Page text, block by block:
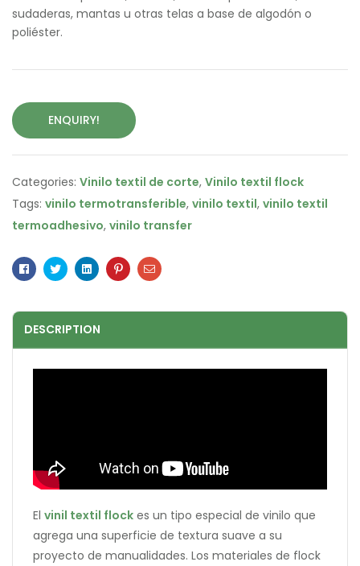
sudaderas, mantas u otras telas a base de algodón o
poliéster.
ENQUIRY!
Categories: Vinilo textil de corte, Vinilo textil flock
Tags: vinilo termotransferible, vinilo textil, vinilo textil
termoadhesivo, vinilo transfer
Facebook
TwitterLinkedinPinterestEmail
DESCRIPTION
El vinil textil flock es un tipo especial de vinilo que
agrega una superficie de textura suave a su
proyecto de manualidades. Los materiales de flock